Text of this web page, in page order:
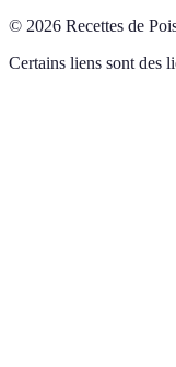
© 2026 Recettes de
Certains liens sont des